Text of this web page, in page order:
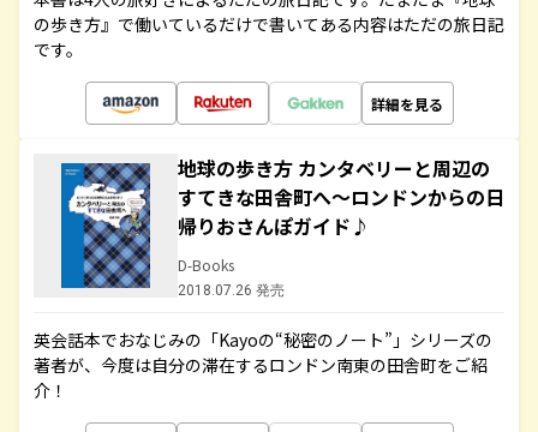
の歩き方』で働いているだけで書いてある内容はただの旅日記
です。
詳細を見る
地球の歩き方 カンタベリーと周辺の
すてきな田舎町へ～ロンドンからの日
帰りおさんぽガイド♪
D-Books
2018.07.26 発売
英会話本でおなじみの「Kayoの“秘密のノート”」シリーズの
著者が、今度は自分の滞在するロンドン南東の田舎町をご紹
介！